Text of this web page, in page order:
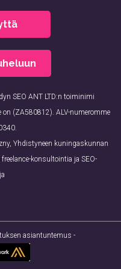
SEO ANT LTD:n toiminimi
(ZA580812). ALV-numeromme
Yhdistyneen kuningaskunnan
konsultointia ja SEO-
asiantuntemus -